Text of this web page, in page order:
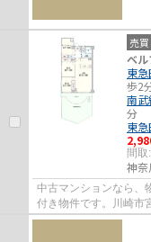
売
ベル
東
歩2
南武
分
東
間取:
神奈
中古マンションなら、
付き物件です。川崎市
る当社にお任せ下さい